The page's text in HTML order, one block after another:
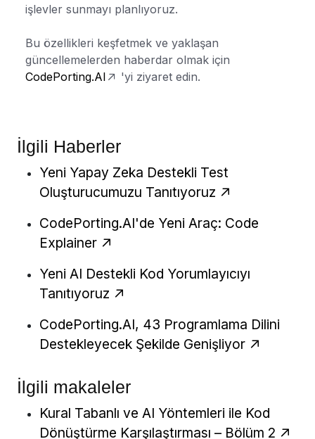
işlevler sunmayı planlıyoruz.
Bu özellikleri keşfetmek ve yaklaşan
güncellemelerden haberdar olmak için
CodePorting.AI
'yi ziyaret edin.
İlgili Haberler
Yeni Yapay Zeka Destekli Test
Oluşturucumuzu Tanıtıyoruz
CodePorting.AI'de Yeni Araç: Code
Explainer
Yeni AI Destekli Kod Yorumlayıcıyı
Tanıtıyoruz
CodePorting.AI, 43 Programlama Dilini
Destekleyecek Şekilde Genişliyor
İlgili makaleler
Kural Tabanlı ve AI Yöntemleri ile Kod
Dönüştürme Karşılaştırması – Bölüm 2